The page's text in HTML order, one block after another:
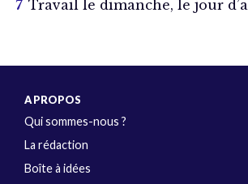
Travail le dimanche, le jour
A PROPOS
Qui sommes-nous ?
La rédaction
Boîte à idées